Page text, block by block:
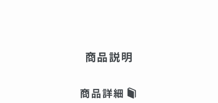
商品説明
商品詳細